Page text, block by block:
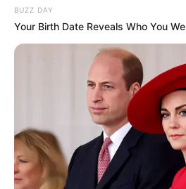
Facebook
TwitterShare
BUZZ DAY
Your Birth Date Reveals Who You